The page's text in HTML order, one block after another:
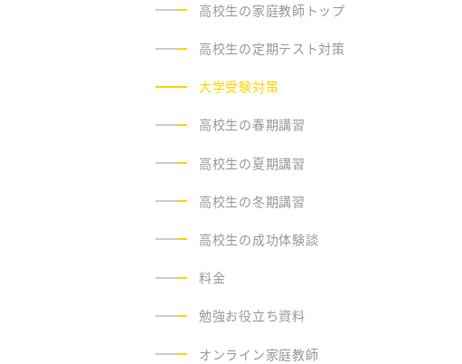
高校生の家庭教師トップ
高校生の定期テスト対策
大学受験対策
高校生の春期講習
高校生の夏期講習
高校生の冬期講習
高校生の成功体験談
料金
勉強お役立ち資料
オンライン家庭教師